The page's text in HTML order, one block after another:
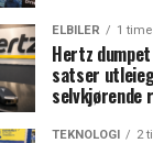
ELBILER 1
Hertz
satser
selvkjørende
TEKNOLOGI 2